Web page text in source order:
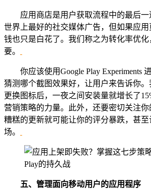
应用商店是用户获取流程中的最后
世界上最好的社交媒体广告，但如果应
钱也只是白花了。我们称之为转化率优
要。
你应该使用Google Play Experiments
猜测哪个截图效果好，让用户来告诉你
更换图标后，一夜之间安装量就增长了
营销策略的力量。此外，还要密切关注
糟糕的更新就可能让你的评分暴跌，甚
场。
五、 管理面向移动用户的应用程序